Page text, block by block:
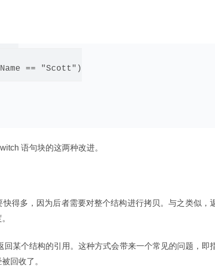
== "Scott")
语句块的这两种改进。
得多，因为后者需要对整个结构进行拷贝。与之类似，
某个结构的引用。这种方式会带来一个常见的问题，即
回收了。